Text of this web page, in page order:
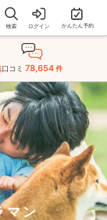
検索 ログイン かんたん予約
口コミ 78,654 件
マン